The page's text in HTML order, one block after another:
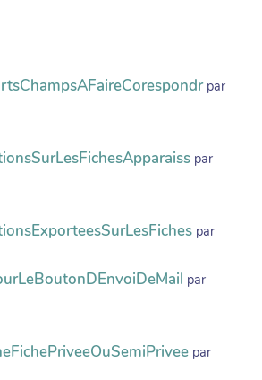
par
par
par
par
par